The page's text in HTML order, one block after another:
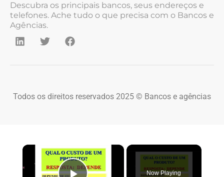
Descubra os principais bancos, seus endereços e
telefones. Ache tudo o que precisa com o Bancos e
Agências.
Todos os direitos reservados 2025 © Bancos e agências
×
Now Playing